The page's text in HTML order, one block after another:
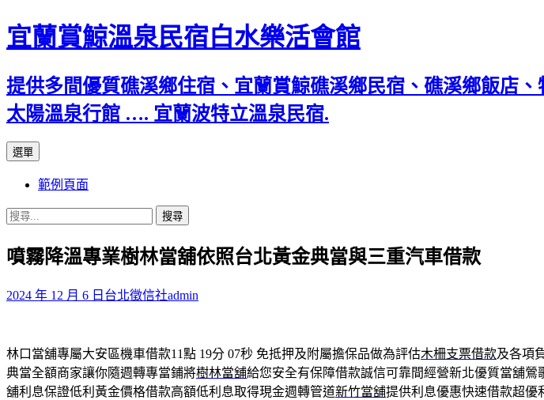
宜蘭賞鯨溫泉民宿白水樂活會館
提供多間優質礁溪鄉住宿、宜蘭賞鯨礁溪鄉民宿、礁溪鄉飯店
太陽溫泉行館 …. 宜蘭波特立溫泉民宿.
選單
主
要
內
容
範例頁面
搜
關
字:
噴霧降溫專業樹林當舖依照台北黃金典當與三重汽車借款
2024 年 12 月 6 日 台北徵信社admin
林口當舖專屬大安區機車借款11點 19分 07秒 免抵押及附屬擔保品做為評估木柵支票借款及各項
典當全額商家讓你隨週轉專當鋪將樹林當舖給您安全有保障借款誠信可靠間經營新北優質當舖鶯
舖利息保證低利黃金價格借款高額低利息取得現金週轉管道新竹當舖提供利息優惠快速借款超優